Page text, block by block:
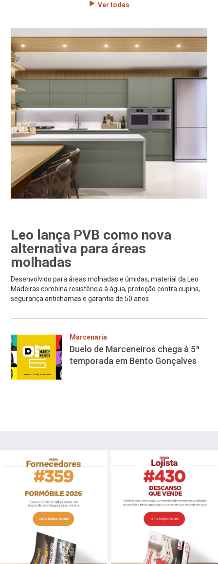
Ver todas
Leo lança PVB como nova
alternativa para áreas
molhadas
Desenvolvido para áreas molhadas e úmidas, material da Leo
Madeiras combina resistência à água, proteção contra cupins,
segurança antichamas e garantia de 50 anos
Marcenaria
Duelo de Marceneiros chega à 5ª
temporada em Bento Gonçalves